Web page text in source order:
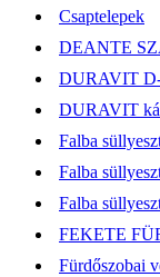
Csaptelepek
DEANTE
DURAVIT
DURAVIT
Falba
Falba
Falba
FEKETE
Fürdőszobai